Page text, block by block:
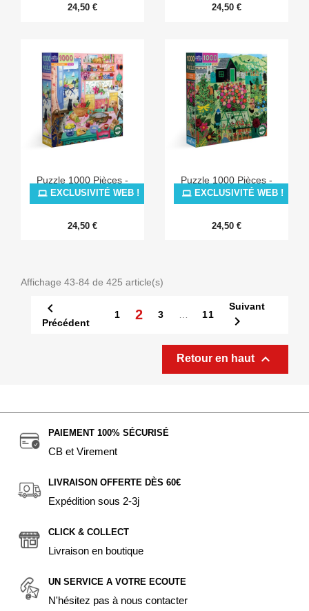
24,50 € 24,50 €
Puzzle 1000 Pièces -
Pink Kitchen
24,50 €
EXCLUSIVITÉ WEB !
Puzzle 1000 Pièces -
Garden Harvest
24,50 €
EXCLUSIVITÉ WEB !
Affichage 43-84 de 425 article(s)

Précédent
1 2 3 11
Suivant

Retour en haut 
PAIEMENT 100% SÉCURISÉ
CB et Virement
LIVRAISON OFFERTE DÈS 60€
Expédition sous 2-3j
CLICK & COLLECT
Livraison en boutique
UN SERVICE A VOTRE ECOUTE
N'hésitez pas à nous contacter